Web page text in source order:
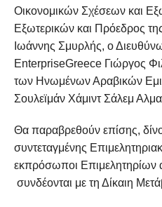
Οικονομικών Σχέσεων και
Εξωτερικών και Πρόεδρος
Ιωάννης Σμυρλής, ο
EnterpriseGreece Γιώργος
των Ηνωμένων Αραβικών
Σουλεϊμάν Χάμιντ Σάλεμ
Θα παραβρεθούν επίσης,
συντεταγμένης
εκπρόσωποι Επιμελητηρίων
συνδέονται με τη Δίκαιη